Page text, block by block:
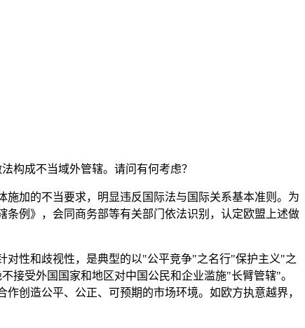
构成不当域外管辖。请问有何考虑？
加的不当要求，明显违反国际法与国际关系基本准则。为
例》，会同商务部等有关部门依法识别，认定欧盟上述做
对性和歧视性，是典型的以"公平竞争"之名行"保护主义"之
接受外国国家和地区对中国公民和企业滥施"长臂管辖"。
创造公平、公正、可预期的市场环境。如欧方执意越界，